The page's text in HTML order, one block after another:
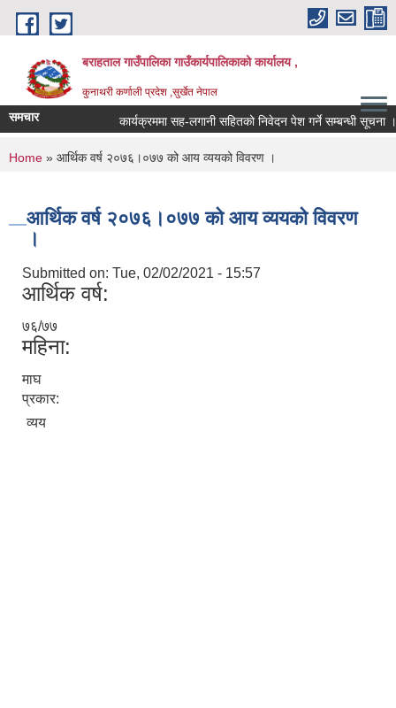
Skip to main content
बराहताल गाउँपालिका गाउँकार्यपालिकाको कार्यालय ,
कुनाथरी कर्णाली प्रदेश ,सुर्खेत नेपाल
समचार कार्यक्रममा सह-लगानी सहितको निवेदन पेश गर्ने सम्बन्धी सूचना ।।।
You are here
Home » आर्थिक वर्ष २०७६।०७७ को आय व्ययको विवरण ।
आर्थिक वर्ष २०७६।०७७ को आय व्ययको विवरण
।
Submitted on: Tue, 02/02/2021 - 15:57
आर्थिक वर्ष:
७६/७७
महिना:
माघ
प्रकार:
व्यय